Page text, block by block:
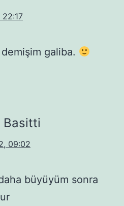
22:17
galiba.
Basitti
09:02
büyüyüm sonra